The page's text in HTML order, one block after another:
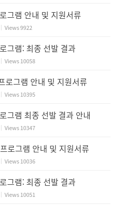
그램 안내 및 지원서류
Views9922
그램: 최종 선발 결과
Views10058
로그램 안내 및 지원서류
Views10395
그램 최종 선발 결과 안내
Views10347
로그램 안내 및 지원서류
Views10036
그램: 최종 선발 결과
Views10051